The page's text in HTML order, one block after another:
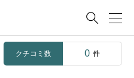

クチコミ数 0 件